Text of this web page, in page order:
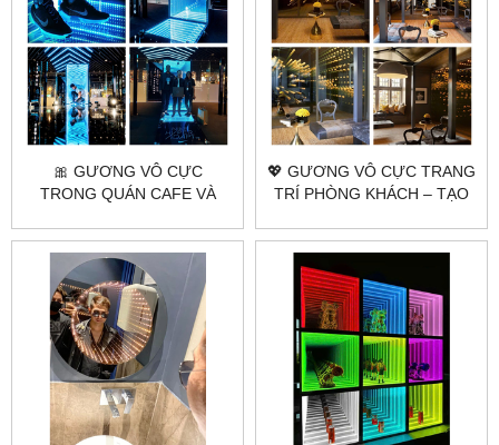
🎀 GƯƠNG VÔ CỰC
TRONG QUÁN CAFE VÀ
CỰC ĐỈNH
💖 GƯƠNG VÔ CỰC TRANG
TRÍ PHÒNG KHÁCH – TẠO